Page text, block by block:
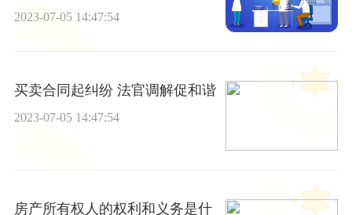
监督与检察监督衔接
2023-07-05 14:47:54
买卖合同起纠纷 法官调解促和谐
2023-07-05 14:47:54
房产所有权人的权利和义务是什